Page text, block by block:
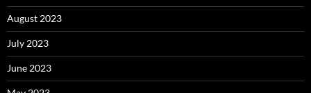
August 2023
July 2023
June 2023